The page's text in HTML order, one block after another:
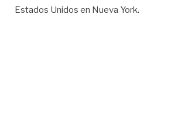
Estados Unidos en Nueva York.